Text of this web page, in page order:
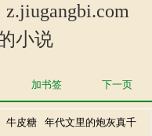
小说
加书签 下一页
牛皮糖
年代文里的炮灰真千